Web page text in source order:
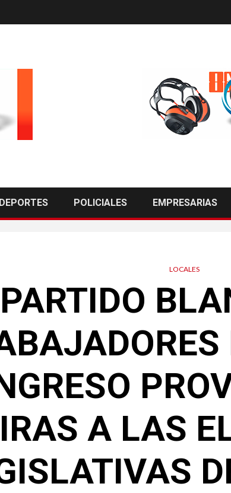
DEPORTES POLICIALES EMPRESARIAS
LOCALES
A LAS